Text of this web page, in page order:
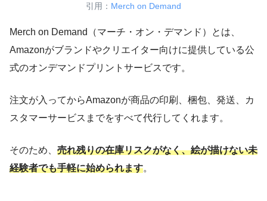
引用： Merch on Demand
Merch on Demand（マーチ・オン・デマンド）とは、
Amazonがブランドやクリエイター向けに提供している公
式のオンデマンドプリントサービスです。
注文が入ってからAmazonが商品の印刷、梱包、発送、カ
スタマーサービスまでをすべて代行してくれます。
そのため、 売れ残りの在庫リスクがなく、絵が描けない未
経験者でも手軽に始められます。